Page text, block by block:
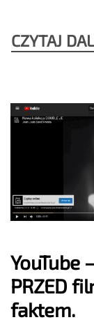
CZYTAJ
YouTube
PRZED
faktem.